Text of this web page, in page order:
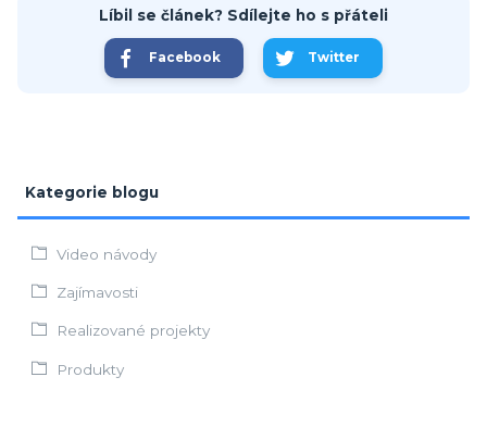
Kategorie blogu
Video návody
Zajímavosti
Realizované projekty
Produkty
Líbil se článek? Sdílejte ho s přáteli
Facebook Twitter